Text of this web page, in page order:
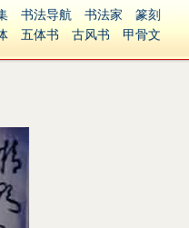
书法导航 书法家
篆刻
五体书 古风书
甲骨文
英语
字体
南无阿弥陀佛